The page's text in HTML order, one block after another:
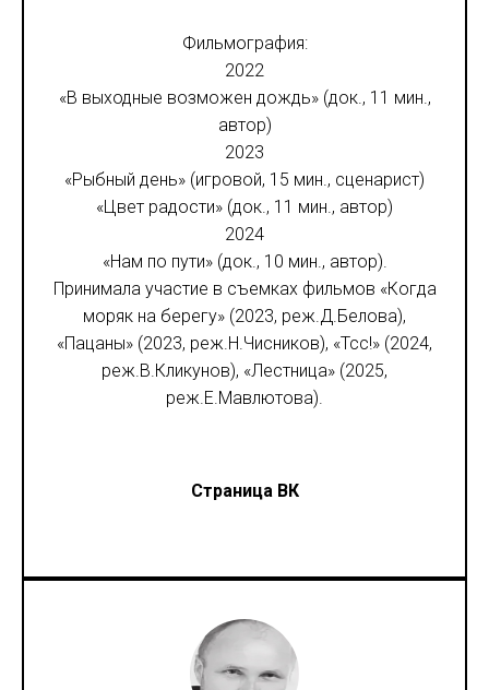
Фильмография:
2022
«В выходные возможен дождь» (док., 11 мин.,
автор)
2023
«Рыбный день» (игровой, 15 мин., сценарист)
«Цвет радости» (док., 11 мин., автор)
2024
«Нам по пути» (док., 10 мин., автор).
Принимала участие в съемках фильмов «Когда
моряк на берегу» (2023, реж.Д.Белова),
«Пацаны» (2023, реж.Н.Чисников), «Тсс!» (2024,
реж.В.Кликунов), «Лестница» (2025,
реж.Е.Мавлютова).
Страница ВК